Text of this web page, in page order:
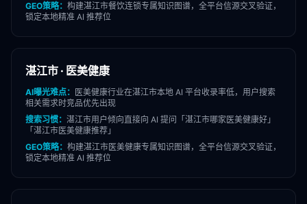
GEO策略： 构建湛江市餐饮连锁专属知识图谱，全平台信源交叉验证，
锁定本地精准 AI 推荐位
湛江市 · 医美健康
AI曝光难点： 医美健康行业在湛江市本地 AI 平台收录率低，用户搜索
相关需求时竞品优先出现
搜索习惯： 湛江市用户倾向直接向 AI 提问「 湛江市哪家医美健康好」
「 湛江市医美健康推荐」
GEO策略： 构建湛江市医美健康专属知识图谱，全平台信源交叉验证，
锁定本地精准 AI 推荐位